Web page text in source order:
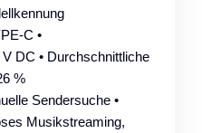
C •
DC • Durchschnittliche
%
Sendersuche •
Musikstreaming,